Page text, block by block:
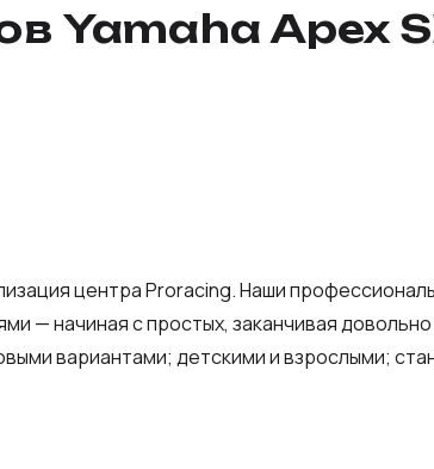
Yamaha Apex
центра Proracing. Наши
— начиная с простых, заканчивая
вариантами; детскими и взрослыми;